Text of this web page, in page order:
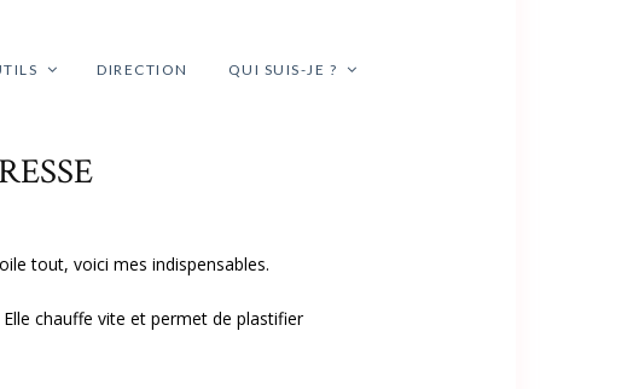
DIRECTION QUI SUIS-JE ?
tout, voici mes indispensables.
chauffe vite et permet de plastifier